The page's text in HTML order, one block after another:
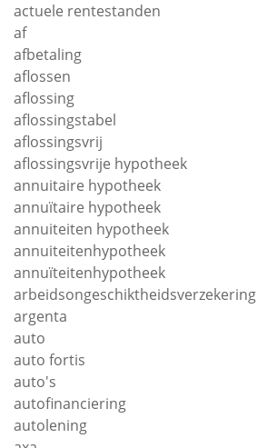
actuele rentestanden
af
afbetaling
aflossen
aflossing
aflossingstabel
aflossingsvrij
aflossingsvrije hypotheek
annuitaire hypotheek
annuïtaire hypotheek
annuiteiten hypotheek
annuiteitenhypotheek
annuïteitenhypotheek
arbeidsongeschiktheidsverzekering
argenta
auto
auto fortis
auto's
autofinanciering
autolening